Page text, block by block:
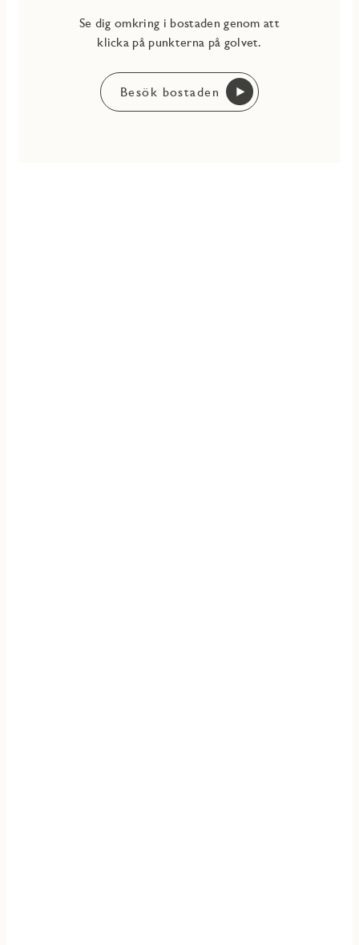
Se dig omkring i bostaden genom att
klicka på punkterna på golvet.
Besök bostaden